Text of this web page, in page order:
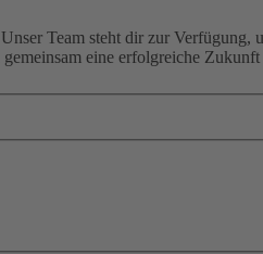
Team steht dir zur
eine erfolgreiche Zukunft